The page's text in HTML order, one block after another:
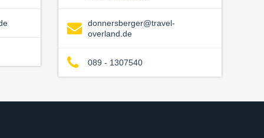
donnersberger@travel-
overland.de
089 - 1307540